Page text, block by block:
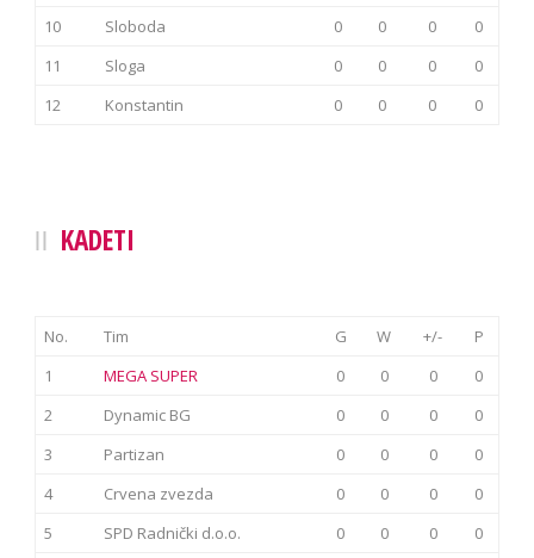
10
Sloboda 0 0 0
0
11
Sloga 0 0 0
0
12
Konstantin 0 0 0 0
KADETI
No. Tim G W +/-
P
1
MEGA SUPER 0 0 0
0
2
Dynamic BG 0 0 0
0
3
Partizan 0 0 0
0
4
Crvena zvezda 0 0 0
0
5
SPD Radnički d.o.o. 0 0 0
0